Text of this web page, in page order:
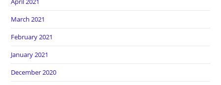
March 2021
February 2021
January 2021
December 2020